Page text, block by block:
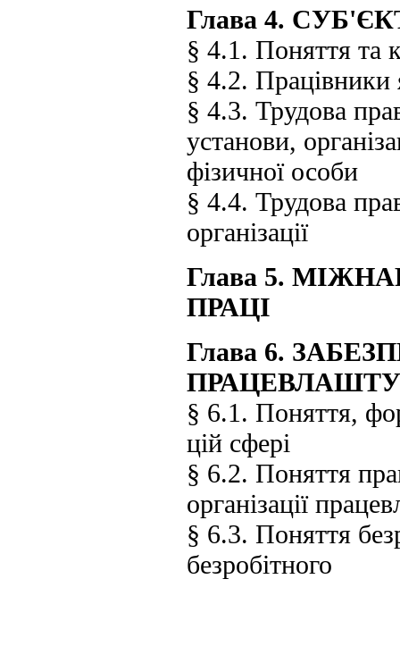
Глава 4.
§ 4.1. Поняття та
§ 4.2. Працівники
§ 4.3. Трудова
установи,
фізичної особи
§ 4.4. Трудова
організації
Глава 5.
ПРАЦІ
Глава 6.
§ 6.1. Поняття,
цій сфері
§ 6.2. Поняття
організації
§ 6.3. Поняття
безробітного